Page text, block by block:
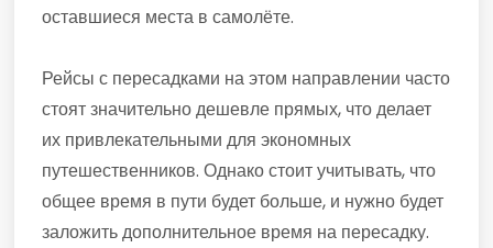
оставшиеся места в самолёте.
Рейсы с пересадками на этом направлении часто
стоят значительно дешевле прямых, что делает
их привлекательными для экономных
путешественников. Однако стоит учитывать, что
общее время в пути будет больше, и нужно будет
заложить дополнительное время на пересадку.